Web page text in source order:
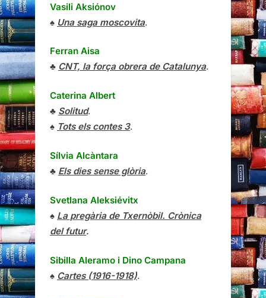
Vasili Aksiónov
♠ Una saga moscovita.
Ferran Aisa
♣ CNT, la força obrera de Catalunya.
Caterina Albert
♣ Solitud.
♠ Tots els contes 3.
Sílvia Alcàntara
♣ Els dies sense glòria.
Svetlana Aleksiévitx
♠ La pregària de Txernòbil. Crònica
del futur.
Sibilla Aleramo i Dino Campana
♠ Cartes (1916-1918).